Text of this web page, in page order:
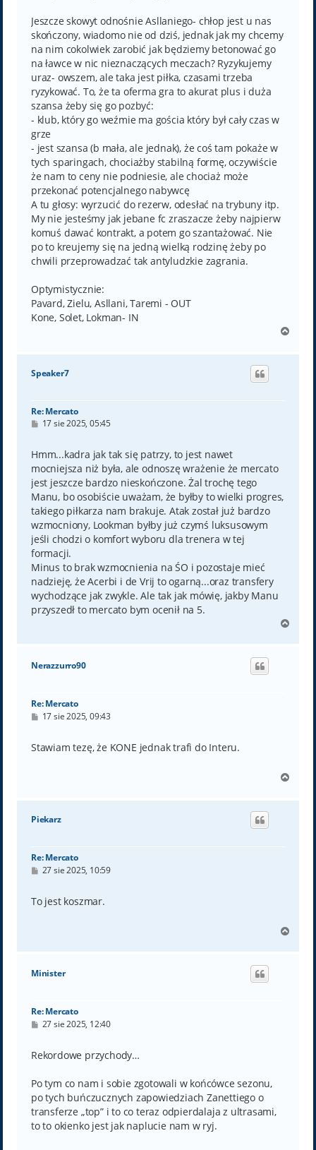
Jeszcze skowyt odnośnie Asllaniego- chłop jest u nas
skończony, wiadomo nie od dziś, jednak jak my chcemy
na nim cokolwiek zarobić jak będziemy betonować go
na ławce w nic nieznaczących meczach? Ryzykujemy
uraz- owszem, ale taka jest piłka, czasami trzeba
ryzykować. To, że ta oferma gra to akurat plus i duża
szansa żeby się go pozbyć:
- klub, który go weźmie ma gościa który był cały czas w
grze
- jest szansa (b mała, ale jednak), że coś tam pokaże w
tych sparingach, chociażby stabilną formę, oczywiście
że nam to ceny nie podniesie, ale chociaż może
przekonać potencjalnego nabywcę
A tu głosy: wyrzucić do rezerw, odesłać na trybuny itp.
My nie jesteśmy jak jebane fc zraszacze żeby najpierw
komuś dawać kontrakt, a potem go szantażować. Nie
po to kreujemy się na jedną wielką rodzinę żeby po
chwili przeprowadzać tak antyludzkie zagrania.
Optymistycznie:
Pavard, Zielu, Asllani, Taremi - OUT
Kone, Solet, Lokman- IN
g
Speaker7
Re: Mercato
P
t
17 sie 2025, 05:45
Hmm...kadra jak tak się patrzy, to jest nawet
mocniejsza niż była, ale odnoszę wrażenie że mercato
jest jeszcze bardzo nieskończone. Żal trochę tego
Manu, bo osobiście uważam, że byłby to wielki progres,
takiego piłkarza nam brakuje. Atak został już bardzo
wzmocniony, Lookman byłby już czymś luksusowym
jeśli chodzi o komfort wyboru dla trenera w tej
formacji.
Minus to brak wzmocnienia na ŚO i pozostaje mieć
nadzieję, że Acerbi i de Vrij to ogarną...oraz transfery
wychodzące jak zwykle. Ale tak jak mówię, jakby Manu
przyszedł to mercato bym ocenił na 5.
g
Nerazzurro90
Re: Mercato
P
t
17 sie 2025, 09:43
Stawiam tezę, że KONE jednak trafi do Interu.
g
Piekarz
Re: Mercato
P
t
27 sie 2025, 10:59
To jest koszmar.
g
Minister
Re: Mercato
P
t
27 sie 2025, 12:40
Rekordowe przychody…
Po tym co nam i sobie zgotowali w końcówce sezonu,
po tych buńczucznych zapowiedziach Zanettiego o
transferze „top” i to co teraz odpierdalaja z ultrasami,
to to okienko jest jak naplucie nam w ryj.